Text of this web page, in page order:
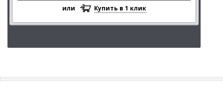
или Купить в 1 клик